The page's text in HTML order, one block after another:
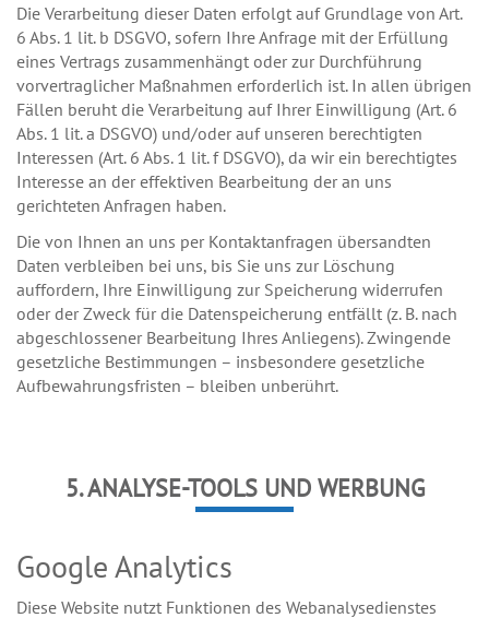
Die Verarbeitung dieser Daten erfolgt auf Grundlage von Art.
6 Abs. 1 lit. b DSGVO, sofern Ihre Anfrage mit der Erfüllung
eines Vertrags zusammenhängt oder zur Durchführung
vorvertraglicher Maßnahmen erforderlich ist. In allen übrigen
Fällen beruht die Verarbeitung auf Ihrer Einwilligung (Art. 6
Abs. 1 lit. a DSGVO) und/oder auf unseren berechtigten
Interessen (Art. 6 Abs. 1 lit. f DSGVO), da wir ein berechtigtes
Interesse an der effektiven Bearbeitung der an uns
gerichteten Anfragen haben.
Die von Ihnen an uns per Kontaktanfragen übersandten
Daten verbleiben bei uns, bis Sie uns zur Löschung
auffordern, Ihre Einwilligung zur Speicherung widerrufen
oder der Zweck für die Datenspeicherung entfällt (z. B. nach
abgeschlossener Bearbeitung Ihres Anliegens). Zwingende
gesetzliche Bestimmungen – insbesondere gesetzliche
Aufbewahrungsfristen – bleiben unberührt.
5. ANALYSE-TOOLS UND WERBUNG
Google Analytics
Diese Website nutzt Funktionen des Webanalysedienstes